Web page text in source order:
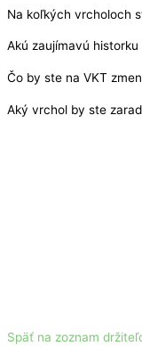
Na koľkých vrcholoch
Akú zaujímavú
Čo by ste na VKT
Aký vrchol by ste
Späť na zoznam